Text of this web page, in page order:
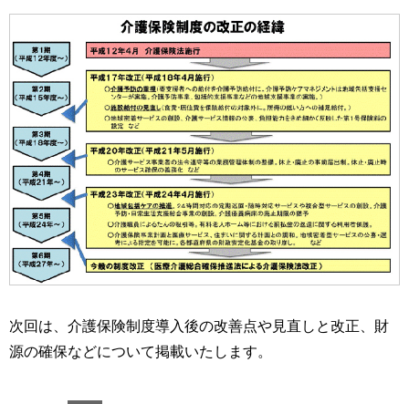
次回は、介護保険制度導入後の改善点や見直しと改正、財
源の確保などについて掲載いたします。